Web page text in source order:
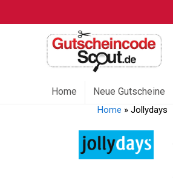
Home Neue Gutscheine
Home »Jollydays